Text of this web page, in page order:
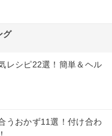
グ
レシピ22選！簡単＆ヘル
うおかず11選！付け合わ